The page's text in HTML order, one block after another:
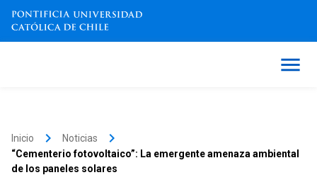
Inicio keyboard_arrow_right Noticias keyboard_arrow_right
“Cementerio fotovoltaico”: La emergente amenaza ambiental
de los paneles solares